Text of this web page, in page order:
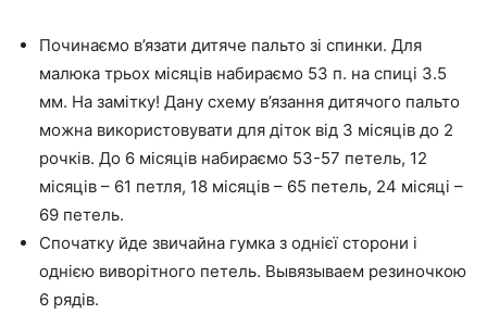
Починаємо в’язати дитяче пальто зі спинки. Для
малюка трьох місяців набираємо 53 п. на спиці 3.5
мм. На замітку! Дану схему в’язання дитячого пальто
можна використовувати для діток від 3 місяців до 2
рочків. До 6 місяців набираємо 53-57 петель, 12
місяців – 61 петля, 18 місяців – 65 петель, 24 місяці –
69 петель.
Спочатку йде звичайна гумка з однієї сторони і
однією виворітного петель. Вывязываем резиночкою
6 рядів.